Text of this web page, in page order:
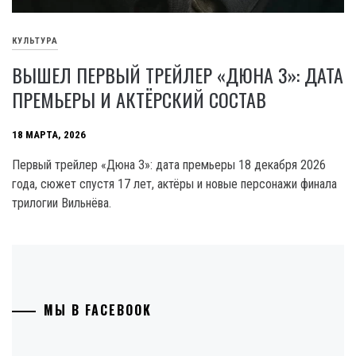
КУЛЬТУРА
ВЫШЕЛ ПЕРВЫЙ ТРЕЙЛЕР «ДЮНА 3»: ДАТА
ПРЕМЬЕРЫ И АКТЁРСКИЙ СОСТАВ
18 МАРТА, 2026
Первый трейлер «Дюна 3»: дата премьеры 18 декабря 2026
года, сюжет спустя 17 лет, актёры и новые персонажи финала
трилогии Вильнёва.
МЫ В FACEBOOK